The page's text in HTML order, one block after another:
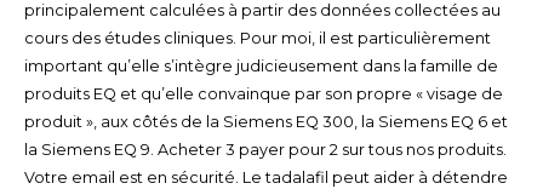
principalement calculées à partir des données collectées au
cours des études cliniques. Pour moi, il est particulièrement
important qu’elle s’intègre judicieusement dans la famille de
produits EQ et qu’elle convainque par son propre « visage de
produit », aux côtés de la Siemens EQ 300, la Siemens EQ 6 et
la Siemens EQ 9. Acheter 3 payer pour 2 sur tous nos produits.
Votre email est en sécurité. Le tadalafil peut aider à détendre